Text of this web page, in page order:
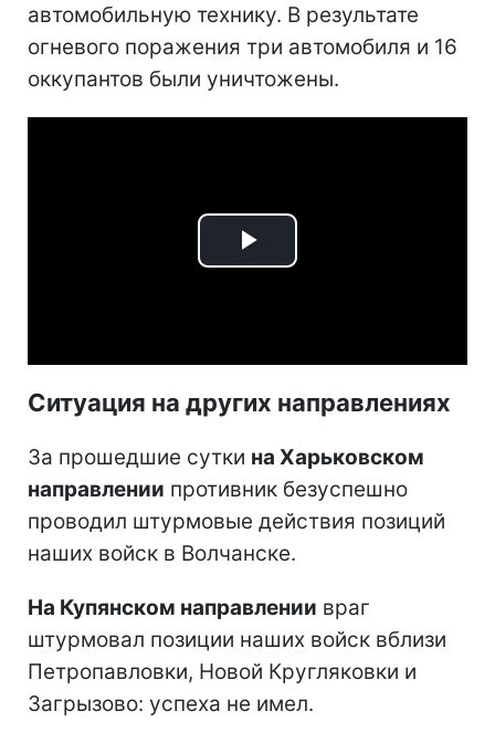
автомобильную технику. В результате
огневого поражения три автомобиля и 16
оккупантов были уничтожены.
Play
Ситуация на других направлениях
За прошедшие сутки на Харьковском
направлении противник безуспешно
проводил штурмовые действия позиций
наших войск в Волчанске.
На Купянском направлении враг
штурмовал позиции наших войск вблизи
Петропавловки, Новой Кругляковки и
Загрызово: успеха не имел.